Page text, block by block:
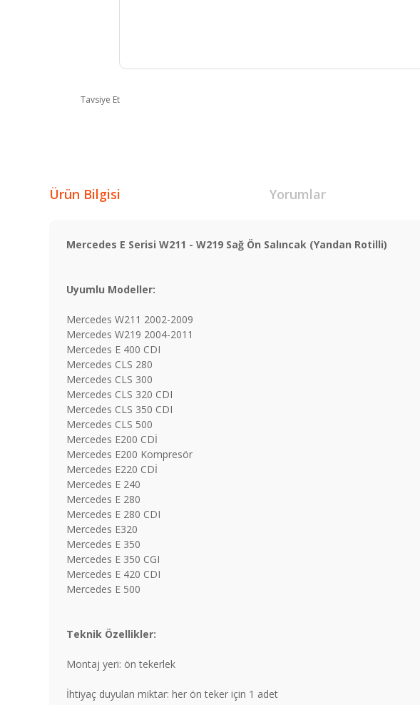
Tavsiye Et
Ürün Bilgisi Yorumlar
Mercedes E Serisi W211 - W219 Sağ Ön Salıncak (Yandan Rotilli)
Uyumlu Modeller:
Mercedes W211 2002-2009
Mercedes W219 2004-2011
Mercedes E 400 CDI
Mercedes CLS 280
Mercedes CLS 300
Mercedes CLS 320 CDI
Mercedes CLS 350 CDI
Mercedes CLS 500
Mercedes E200 CDİ
Mercedes E200 Kompresör
Mercedes E220 CDİ
Mercedes E 240
Mercedes E 280
Mercedes E 280 CDI
Mercedes E320
Mercedes E 350
Mercedes E 350 CGI
Mercedes E 420 CDI
Mercedes E 500
Teknik Özellikler:
Montaj yeri: ön tekerlek
İhtiyaç duyulan miktar: her ön teker için 1 adet